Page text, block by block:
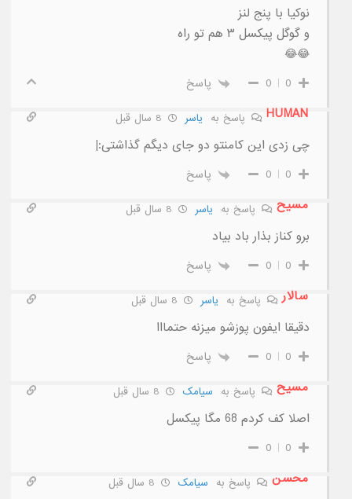
نوکیا با پنج لنز
و گوگل پیکسل ٣ هم تو راه
😂😂
0
0 پاسخ
HUMAN پاسخ به ياسر
چی زدی این کامنتو دو جای دیگم گذاشتی:|
0
0 پاسخ
مسیح پاسخ به ياسر
برو کناز بذار باد بیاد
0
0 پاسخ
سالار پاسخ به ياسر
دقیقا ایفون پوزشو میزنه حتمااا
0
0 پاسخ
مسیح پاسخ به سیامک
اصلا کف کردم 68 مگا پیکسل
0
0
محسن پاسخ به سیامک